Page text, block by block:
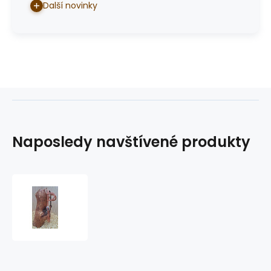
Další novinky
Naposledy navštívené produkty